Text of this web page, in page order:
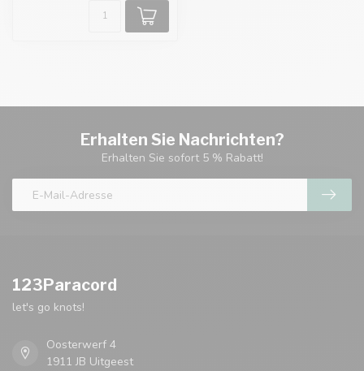
Erhalten Sie Nachrichten?
Erhalten Sie sofort 5 % Rabatt!
123Paracord
let's go knots!
Oosterwerf 4
1911 JB Uitgeest